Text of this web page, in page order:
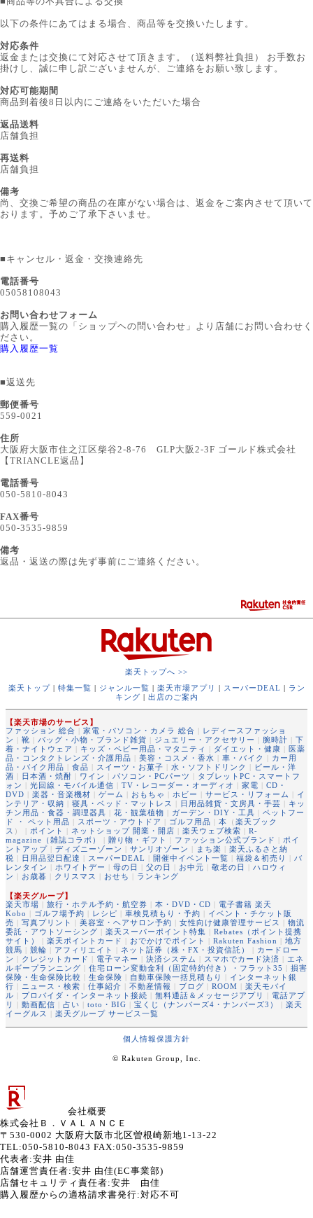
以下の条件にあてはまる場合、商品等を交換いたします。
対応条件
返金または交換にて対応させて頂きます。（送料弊社負担） お手数お
掛けし、誠に申し訳ございませんが、ご連絡をお願い致します。
対応可能期間
商品到着後8日以内にご連絡をいただいた場合
返品送料
店舗負担
再送料
店舗負担
備考
尚、交換ご希望の商品の在庫がない場合は、返金をご案内させて頂いて
おります。予めご了承下さいませ。
■ キャンセル・返金・交換連絡先
電話番号
05058108043
お問い合わせフォーム
購入履歴一覧の「ショップヘの問い合わせ」より店舗にお問い合わせく
ださい。
購入履歴一覧
■返送先
郵便番号
559-0021
住所
大阪府大阪市住之江区柴谷2-8-76 GLP大阪2-3F ゴールド株式会社
【TRIANCLE返品】
電話番号
050-5810-8043
FAX番号
050-3535-9859
備考
返品・返送の際は先ず事前にご連絡ください。
楽天トップへ >>
楽天トップ| 特集一覧 | ジャンル一覧 | 楽天市場アプリ | スーパーDEAL | ラン
キング | 出店のご案内
【楽天市場のサービス】
ファッション 総合 | 家電・パソコン・カメラ 総合 | レディースファッショ
ン | 靴 | バッグ・小物・ブランド雑貨 | ジュエリー・アクセサリー | 腕時計 | 下
着・ナイトウェア | キッズ・ベビー用品・マタニティ | ダイエット・健康 | 医薬
品・コンタクトレンズ・介護用品 | 美容・コスメ・香水 | 車・バイク | カー用
品・バイク用品 | 食品 | スイーツ・お菓子 | 水・ソフトドリンク | ビール・洋
酒 | 日本酒・焼酎 | ワイン | パソコン・PCパーツ | タブレットPC・スマートフ
ォン | 光回線・モバイル通信 | TV・レコーダー・オーディオ | 家電 | CD・
DVD | 楽器・音楽機材 | ゲーム | おもちゃ | ホビー | サービス・リフォーム | イ
ンテリア・収納 | 寝具・ベッド・マットレス | 日用品雑貨・文房具・手芸 | キッ
チン用品・食器・調理器具 | 花・観葉植物 | ガーデン・DIY・工具 | ペットフー
ド ・ ペット用品 | スポーツ・アウトドア | ゴルフ用品 | 本 （ 楽天ブック
ス ） | ポイント | ネットショップ 開業・開店 | 楽天ウェブ検索 | R-
magazine（雑誌コラボ）
| 贈り物・ギフト | ファッション公式ブランド | ポイ
ントアップ | ディズニーゾーン | サンリオゾーン | まち楽 | 楽天ふるさと納
税 | 日用品翌日配達 | スーパーDEAL | 開催中イベント一覧 | 福袋＆初売り | バ
レンタイン | ホワイトデー | 母の日 | 父の日 | お中元 | 敬老の日 | ハロウィ
ン | お歳暮 | クリスマス | おせち | ランキング
【楽天グループ】
楽天市場 | 旅行・ホテル予約・航空券 | 本・DVD・CD | 電子書籍 楽天
Kobo | ゴルフ場予約 | レシピ | 車検見積もり・予約 | イベント・チケット販
売 | 写真プリント | 美容室・ヘアサロン予約 | 女性向け健康管理サービス | 物流
委託・アウトソーシング | 楽天スーパーポイント特集 | Rebates（ポイント提携
サイト）
| 楽天ポイントカード | おでかけでポイント | Rakuten Fashion | 地方
競馬 | 競輪 | アフィリエイト | ネット証券（株・FX・投資信託） | カードロー
ン | クレジットカード | 電子マネー | 決済システム | スマホでカード決済 | エネ
ルギープランニング | 住宅ローン変動金利（固定特約付き）・フラット35 | 損害
保険・生命保険比較 | 生命保険 | 自動車保険一括見積もり | インターネット銀
行 | ニュース・検索 | 仕事紹介 | 不動産情報 | ブログ | ROOM | 楽天モバイ
ル | プロバイダ・インターネット接続 | 無料通話＆メッセージアプリ | 電話アプ
リ
| 動画配信 | 占い | toto・BIG | 宝くじ（ナンバーズ4・ナンバーズ3） | 楽天
イーグルス
| 楽天グループ サービス一覧
個人情報保護方針
© Rakuten Group, Inc.
会社概要
株式会社Ｂ．ＶＡＬＡＮＣＥ
〒530-0002 大阪府大阪市北区曽根崎新地1-13-22
TEL:050-5810-8043 FAX:050-3535-9859
代表者:安井 由佳
店舗運営責任者:安井 由佳(EC事業部)
店舗セキュリティ責任者:安井 由佳
購入履歴からの適格請求書発行:対応不可